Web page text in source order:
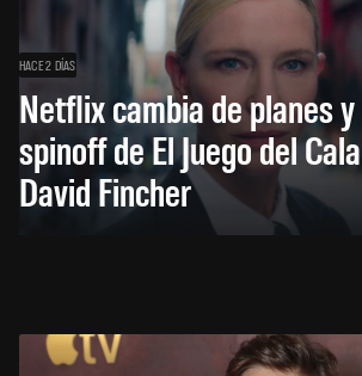
HACE 2 DÍAS
Netflix cambia de planes
spinoff de El Juego del
David Fincher